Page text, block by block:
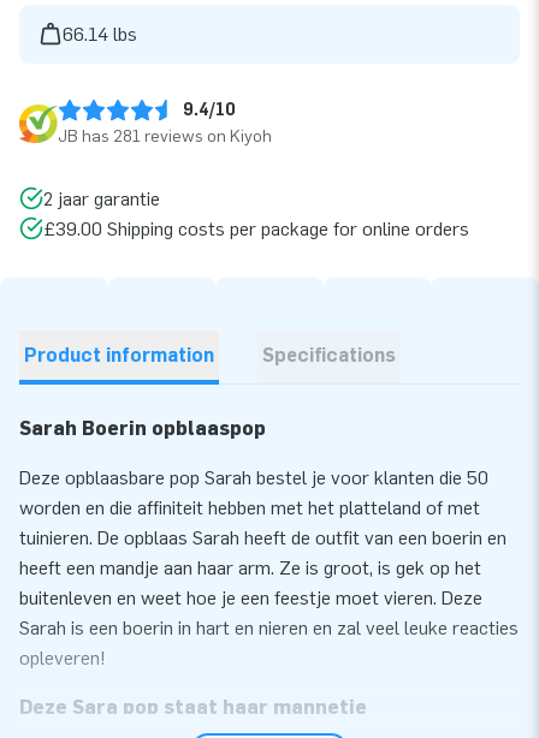
66.14 lbs
9.4/10
JB has 281 reviews on Kiyoh
2 jaar garantie
£39.00 Shipping costs per package for online orders
Product information Specifications
Sarah Boerin opblaaspop
Deze opblaasbare pop Sarah bestel je voor klanten die 50
worden en die affiniteit hebben met het platteland of met
tuinieren. De opblaas Sarah heeft de outfit van een boerin en
heeft een mandje aan haar arm. Ze is groot, is gek op het
buitenleven en weet hoe je een feestje moet vieren. Deze
Sarah is een boerin in hart en nieren en zal veel leuke reacties
opleveren!
Deze Sara pop staat haar mannetje